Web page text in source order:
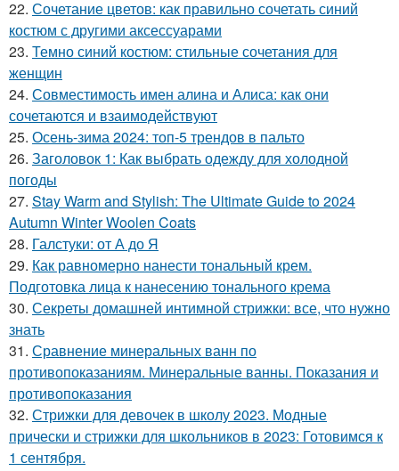
22. Сочетание цветов: как правильно сочетать синий
костюм с другими аксессуарами
23. Темно синий костюм: стильные сочетания для
женщин
24. Совместимость имен алина и Алиса: как они
сочетаются и взаимодействуют
25. Осень-зима 2024: топ-5 трендов в пальто
26. Заголовок 1: Как выбрать одежду для холодной
погоды
27. Stay Warm and Stylish: The Ultimate Guide to 2024
Autumn Winter Woolen Coats
28. Галстуки: от А до Я
29. Как равномерно нанести тональный крем.
Подготовка лица к нанесению тонального крема
30. Секреты домашней интимной стрижки: все, что нужно
знать
31. Сравнение минеральных ванн по
противопоказаниям. Минеральные ванны. Показания и
противопоказания
32. Стрижки для девочек в школу 2023. Модные
прически и стрижки для школьников в 2023: Готовимся к
1 сентября.